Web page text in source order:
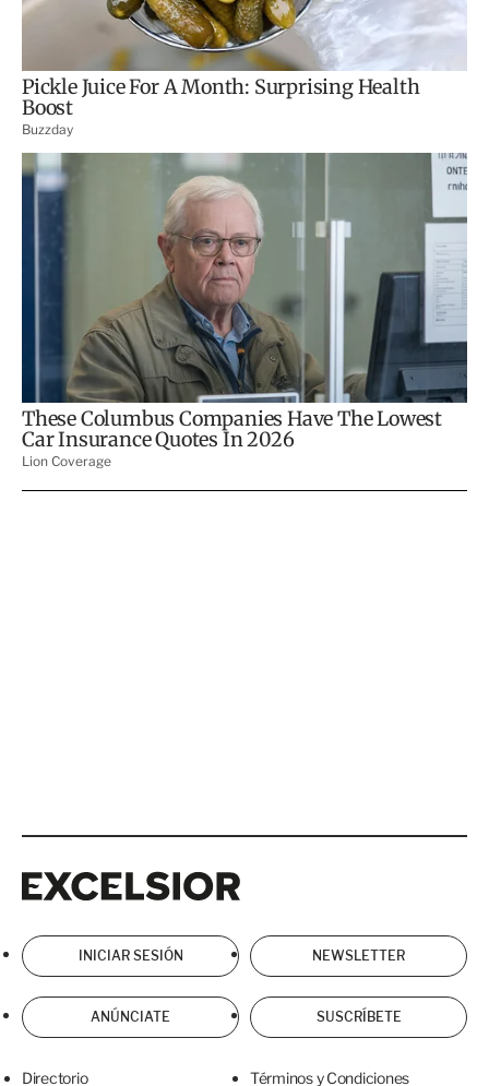
INICIAR SESIÓN NEWSLETTER
ANÚNCIATE SUSCRÍBETE
Directorio Términos y Condiciones